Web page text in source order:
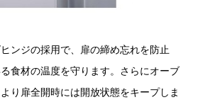
ンジの採用で、扉の締め忘れを防止
食材の温度を守ります。さらにオーブ
り扉全開時には開放状態をキープしま